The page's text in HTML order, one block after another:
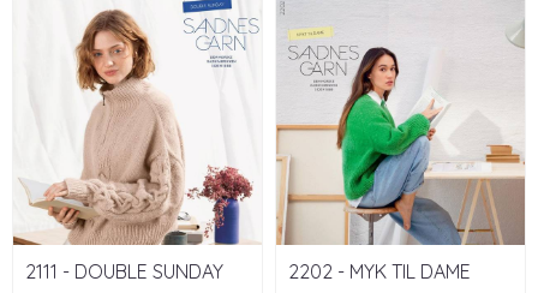
2111 - DOUBLE SUNDAY 2202 - MYK TIL DAME